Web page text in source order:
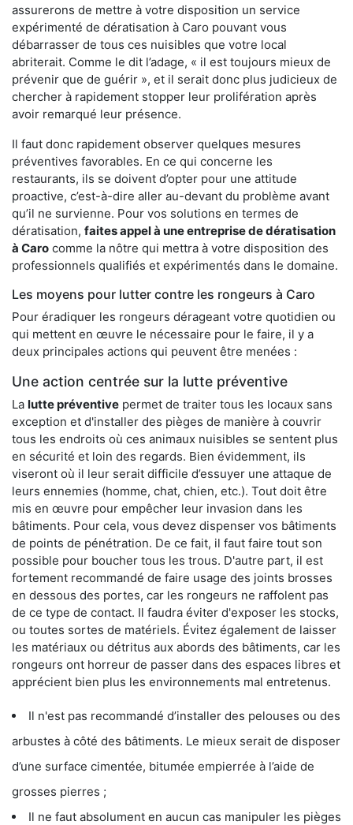
assurerons de mettre à votre disposition un service
expérimenté de dératisation à Caro pouvant vous
débarrasser de tous ces nuisibles que votre local
abriterait. Comme le dit l’adage, « il est toujours mieux de
prévenir que de guérir », et il serait donc plus judicieux de
chercher à rapidement stopper leur prolifération après
avoir remarqué leur présence.
Il faut donc rapidement observer quelques mesures
préventives favorables. En ce qui concerne les
restaurants, ils se doivent d’opter pour une attitude
proactive, c’est-à-dire aller au-devant du problème avant
qu’il ne survienne. Pour vos solutions en termes de
dératisation, faites appel à une entreprise de dératisation
à Caro comme la nôtre qui mettra à votre disposition des
professionnels qualifiés et expérimentés dans le domaine.
Les moyens pour lutter contre les rongeurs à Caro
Pour éradiquer les rongeurs dérageant votre quotidien ou
qui mettent en œuvre le nécessaire pour le faire, il y a
deux principales actions qui peuvent être menées :
Une action centrée sur la lutte préventive
La lutte préventive permet de traiter tous les locaux sans
exception et d'installer des pièges de manière à couvrir
tous les endroits où ces animaux nuisibles se sentent plus
en sécurité et loin des regards. Bien évidemment, ils
viseront où il leur serait difficile d’essuyer une attaque de
leurs ennemies (homme, chat, chien, etc.). Tout doit être
mis en œuvre pour empêcher leur invasion dans les
bâtiments. Pour cela, vous devez dispenser vos bâtiments
de points de pénétration. De ce fait, il faut faire tout son
possible pour boucher tous les trous. D'autre part, il est
fortement recommandé de faire usage des joints brosses
en dessous des portes, car les rongeurs ne raffolent pas
de ce type de contact. Il faudra éviter d'exposer les stocks,
ou toutes sortes de matériels. Évitez également de laisser
les matériaux ou détritus aux abords des bâtiments, car les
rongeurs ont horreur de passer dans des espaces libres et
apprécient bien plus les environnements mal entretenus.
Il n'est pas recommandé d’installer des pelouses ou des
arbustes à côté des bâtiments. Le mieux serait de disposer
d’une surface cimentée, bitumée empierrée à l’aide de
grosses pierres ;
Il ne faut absolument en aucun cas manipuler les pièges